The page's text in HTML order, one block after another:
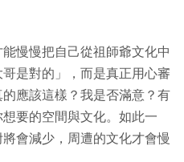
慢慢把自己從祖師爺文化中
是對的」，而是真正用心審
應該這樣？我是否滿意？有
要的空間與文化。如此一
會減少，周遭的文化才會慢